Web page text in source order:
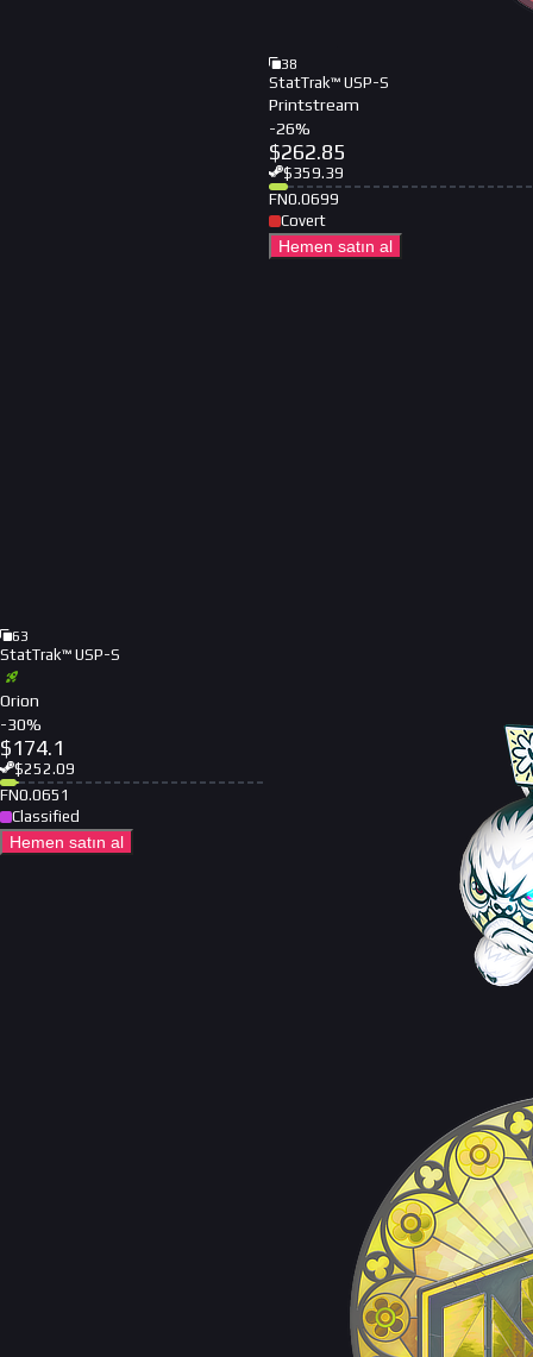
38
StatTrak™ USP-S
Printstream
-26%
$262.85
$359.39
FN0.0699
Covert
Hemen satın al
63
StatTrak™ USP-S
Orion
-30%
$174.1
$252.09
FN0.0651
Classified
Hemen satın al